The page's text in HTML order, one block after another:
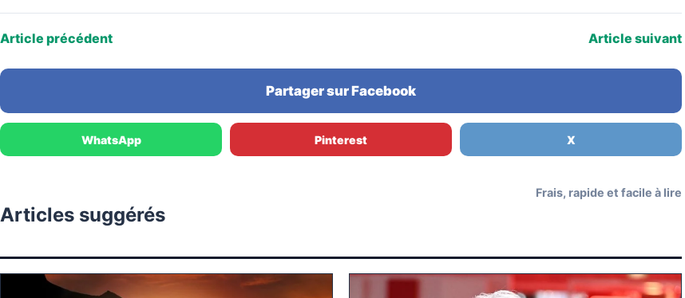
Article précédent Article suivant
Partager sur Facebook
WhatsApp Pinterest X
Articles suggérés
Frais, rapide et facile à lire